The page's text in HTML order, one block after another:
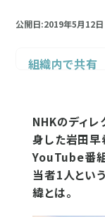
公開日:2019年5月12日
組織内で共有
NHKのディ
身した岩田
YouTube番組
当者1人とい
緯とは。